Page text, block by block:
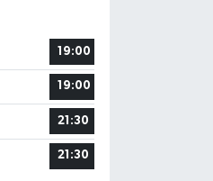
19:00
19:00
21:30
21:30